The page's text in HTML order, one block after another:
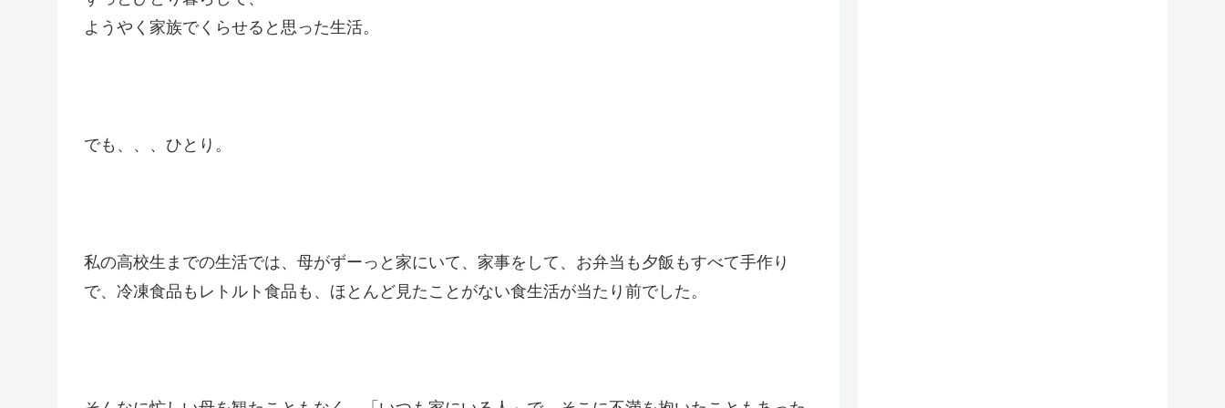
ようやく家族でくらせると思った生活。
でも、、、ひとり。
私の高校生までの生活では、母がずーっと家にいて、家事をして、お弁当も夕飯もすべて手作り
で、冷凍食品もレトルト食品も、ほとんど見たことがない食生活が当たり前でした。